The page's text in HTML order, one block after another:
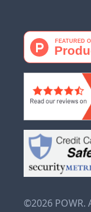
©2026 POWR.